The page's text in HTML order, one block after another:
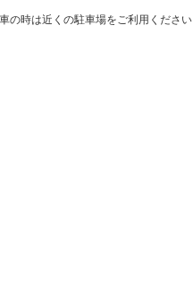
の時は近くの駐車場をご利用ください